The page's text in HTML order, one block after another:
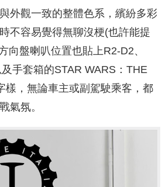
外觀一致的整體色系，繽紛多彩
不容易覺得無聊沒梗(也許能提
向盤喇叭位置也貼上R2-D2、
手套箱的STAR WARS：THE
樣，無論車主或副駕駛乘客，都
氣氛。